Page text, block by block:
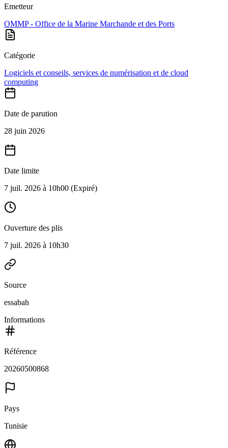
Emetteur
OMMP - Office de la Marine Marchande et des Ports
Catégorie
Logiciels et conseils, services de numérisation et de cloud
computing
Date de parution
28 juin 2026
Date limite
7 juil. 2026 à 10h00 (Expiré)
Ouverture des plis
7 juil. 2026 à 10h30
Source
essabah
Informations
Référence
20260500868
Pays
Tunisie